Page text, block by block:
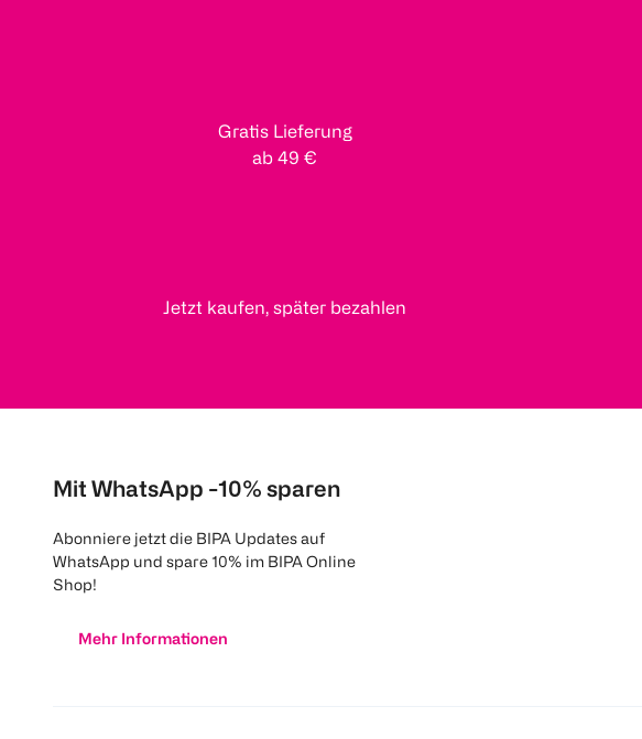
Gratis Lieferung
ab 49 €
Jetzt kaufen, später bezahlen
Mit WhatsApp -10% sparen
Abonniere jetzt die BIPA Updates auf
WhatsApp und spare 10% im BIPA Online
Shop!
Mehr Informationen